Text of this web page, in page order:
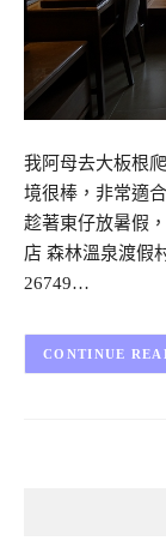
我阿母去大板根
境很棒，非常適
趁著東仔放暑假
店 森林溫泉渡假
26749…
CONTINUE